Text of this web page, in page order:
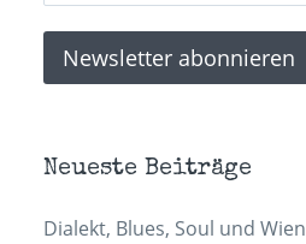
Neueste Beiträge
Dialekt, Blues, Soul und